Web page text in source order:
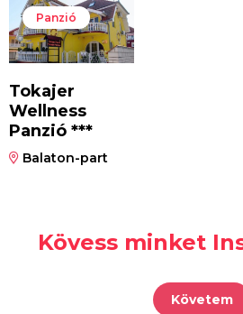
Panzió
Tokajer
Wellness
Panzió ***
Balaton-part
Kövess minket
Követem